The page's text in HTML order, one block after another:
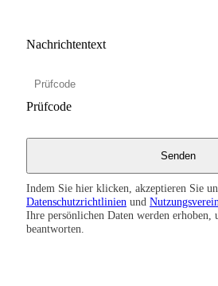
Nachrichtentext
Prüfcode
Indem Sie hier klicken, akzeptieren Sie
Datenschutzrichtlinien und
Ihre persönlichen Daten werden erhoben,
beantworten.